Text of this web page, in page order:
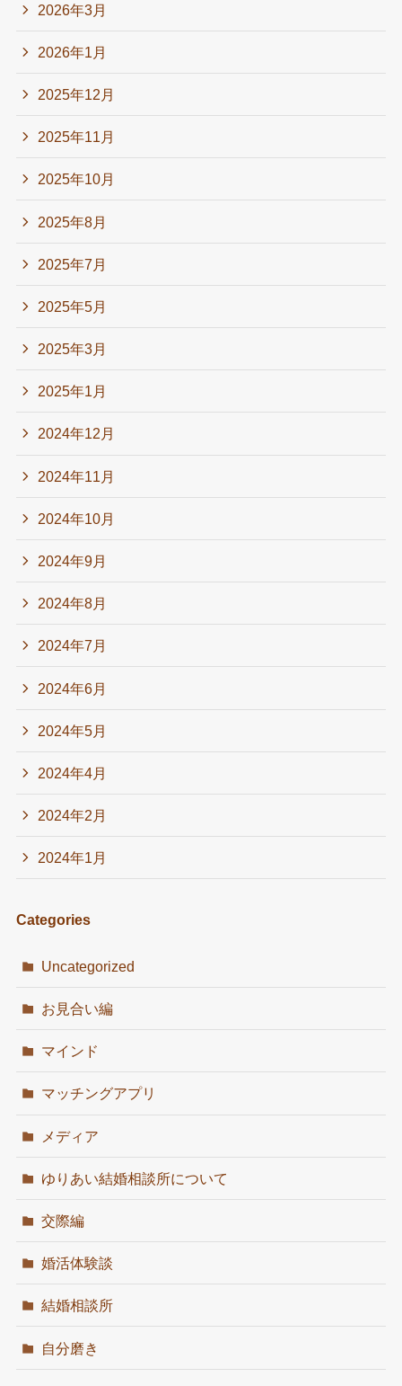
2026年3月
2026年1月
2025年12月
2025年11月
2025年10月
2025年8月
2025年7月
2025年5月
2025年3月
2025年1月
2024年12月
2024年11月
2024年10月
2024年9月
2024年8月
2024年7月
2024年6月
2024年5月
2024年4月
2024年2月
2024年1月
Categories
Uncategorized
お見合い編
マインド
マッチングアプリ
メディア
ゆりあい結婚相談所について
交際編
婚活体験談
結婚相談所
自分磨き